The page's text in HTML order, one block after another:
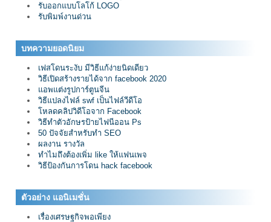
รับออกแบบโลโก้ LOGO
รับพิมพ์งานด่วน
บทความยอดนิยม
เฟสโดนระงับ มีวิธีแก้ง่ายนิดเดียว
วิธีเปิดสร้างรายได้จาก facebook 2020
แอพแต่งรูปการ์ตูนจีน
วิธีแปลงไฟล์ swf เป็นไฟล์วีดีโอ
โหลดคลิปวิดีโอจาก Facebook
วิธีทำตัวอักษรป้ายไฟนีออน Ps
50 ปัจจัยสำหรับทำ SEO
ผลงาน รางวัล
ทำไมถึงต้องเพิ่ม like ให้แฟนเพจ
วิธีป้องกันการโดน hack facebook
ตัวอย่าง แอนิเมชั่น
เรื่องเศรษฐกิจพอเพียง